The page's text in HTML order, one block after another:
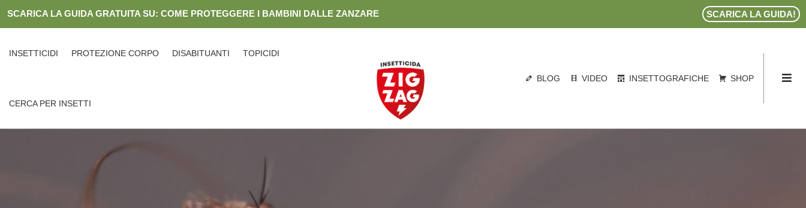
content
SCARICA LA GUIDA GRATUITA SU: COME PROTEGGERE I BAMBINI DALLE ZANZARE SCARICA LA GUIDA!
INSETTICIDI PROTEZIONE CORPO DISABITUANTI TOPICIDI
CERCA PER INSETTI
BLOG VIDEO INSETTOGRAFICHE SHOP